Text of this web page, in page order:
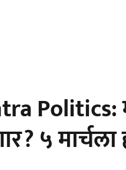
Politics:
५